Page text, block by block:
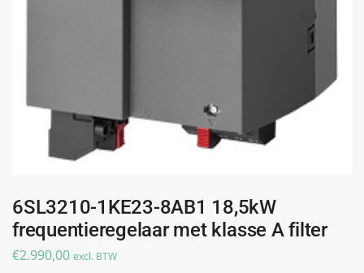
6SL3210-1KE23-8AB1 18,5kW
frequentieregelaar met klasse A filter
€2.990,00 excl. BTW